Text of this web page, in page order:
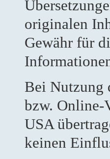
originalen
Gewähr für
Bei Nutzung
bzw. Online-
USA
keinen